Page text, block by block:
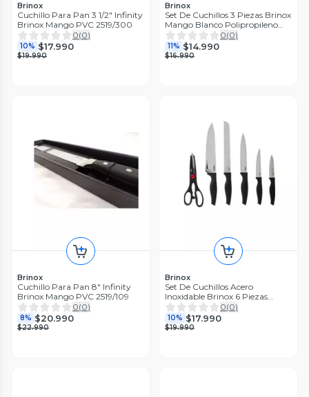
Brinox
Cuchillo Para Pan 3 1/2" Infinity
Brinox Mango PVC 2519/300
0(0)
10% $17.990
$19.990
Brinox
Set De Cuchillos 3 Piezas Brinox
Mango Blanco Polipropileno
2554/302
0(0)
11% $14.990
$16.990
Brinox
Cuchillo Para Pan 8" Infinity
Brinox Mango PVC 2519/109
0(0)
8% $20.990
$22.990
Brinox
Set De Cuchillos Acero
Inoxidable Brinox 6 Piezas
2556/310
0(0)
10% $17.990
$19.990